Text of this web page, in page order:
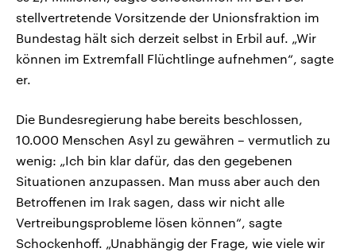
stellvertretende Vorsitzende der Unionsfraktion im
Bundestag hält sich derzeit selbst in Erbil auf. „Wir
können im Extremfall Flüchtlinge aufnehmen“, sagte
er.
Die Bundesregierung habe bereits beschlossen,
10.000 Menschen Asyl zu gewähren – vermutlich zu
wenig: „Ich bin klar dafür, das den gegebenen
Situationen anzupassen. Man muss aber auch den
Betroffenen im Irak sagen, dass wir nicht alle
Vertreibungsprobleme lösen können“, sagte
Schockenhoff. „Unabhängig der Frage, wie viele wir